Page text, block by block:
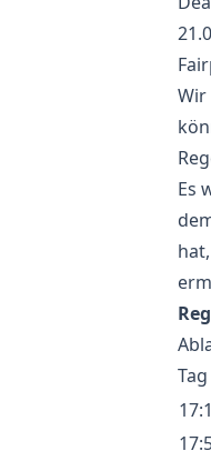
Wir
Es